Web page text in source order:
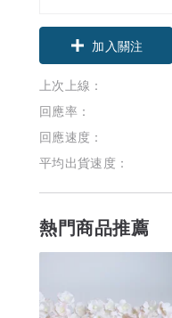
加入關注
上次上線：
回應率：
回應速度：
平均出貨速度：
熱門商品推薦